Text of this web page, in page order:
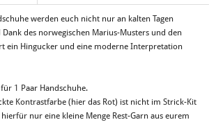
werden euch nicht nur an kalten Tagen
des norwegischen Marius-Musters und den
ein Hingucker und eine moderne Interpretation
1 Paar Handschuhe.
Kontrastfarbe (hier das Rot) ist nicht im Strick-Kit
nur eine kleine Menge Rest-Garn aus eurem